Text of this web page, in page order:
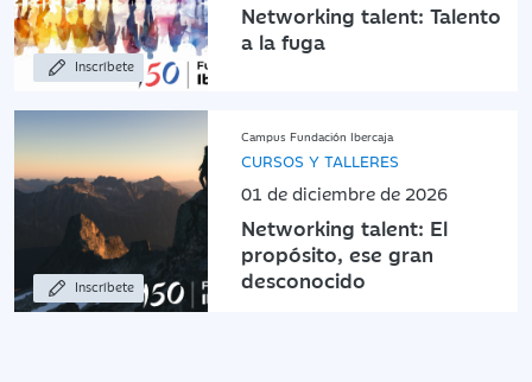
Inscríbete
Networking talent: Talento
a la fuga
Inscríbete
Campus Fundación Ibercaja
CURSOS Y TALLERES
01 de diciembre de 2026
Networking talent: El
propósito, ese gran
desconocido